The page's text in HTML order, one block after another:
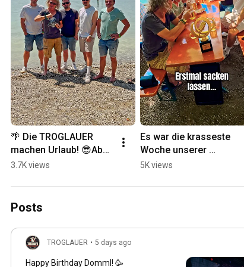
🌴 Die TROGLAUER
machen Urlaub! 😎Aber
keine Sorge – Ende
🍻 #troglauer
3.7K views
Es war die krasseste
Woche unserer
Bandgeschichte! 🤯
#wiesnhit #oktoberfest
5K views
Posts
TROGLAUER • 5 days ago
Happy Birthday Domml! 🥳